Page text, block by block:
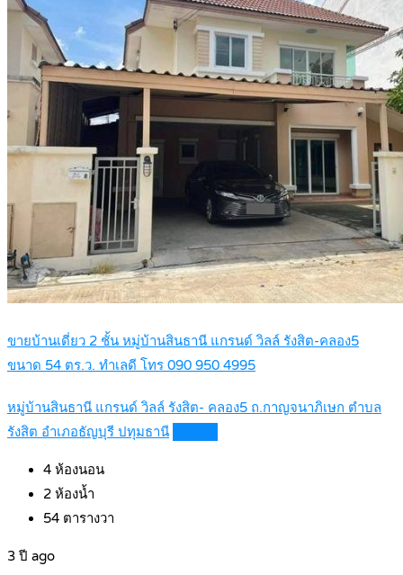
ขายบ้านเดี่ยว 2 ชั้น หมู่บ้านสินธานี แกรนด์ วิลล์ รังสิต-คลอง5
ขนาด 54 ตร.ว. ทำเลดี โทร 090 950 4995
หมู่บ้านสินธานี แกรนด์ วิลล์ รังสิต- คลอง5 ถ.กาญจนาภิเษก ตำบล
รังสิต อำเภอธัญบุรี ปทุมธานี
4 ห้องนอน
2 ห้องน้ำ
54 ตารางวา
3 ปี ago